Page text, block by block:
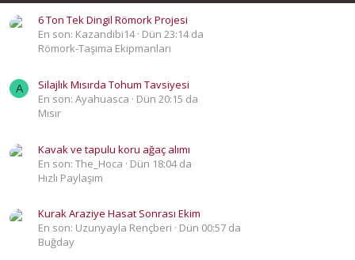
6 Ton Tek Dingil Römork Projesi
En son: Kazandibi14 Dün 23:14 da
Römork-Taşıma Ekipmanları
A
Silajlık Mısırda Tohum Tavsiyesi
En son: Ayahuasca
Dün 20:15 da
Mısır
Kavak ve tapulu koru ağaç alımı
En son: The_Hoca
Dün 18:04 da
Hızlı Paylaşım
Kurak Araziye Hasat Sonrası Ekim
En son: Uzunyayla Rençberi
Dün 00:57 da
Buğday